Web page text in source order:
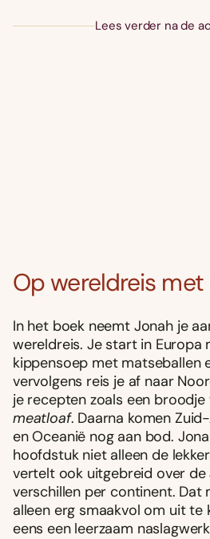
Lees verder na de
Op wereldreis
In het boek neemt Jonah je
wereldreis. Je start in Europa
kippensoep met matseballen
vervolgens reis je af naar
je recepten zoals een broodje
meatloaf. Daarna komen
en Oceanië nog aan bod.
hoofdstuk niet alleen de
vertelt ook uitgebreid over de
verschillen per continent. Dat
alleen erg smaakvol om uit te
eens een leerzaam